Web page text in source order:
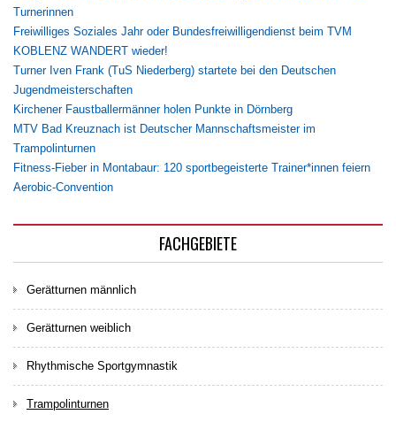
Turnerinnen
Freiwilliges Soziales Jahr oder Bundesfreiwilligendienst beim TVM
KOBLENZ WANDERT wieder!
Turner Iven Frank (TuS Niederberg) startete bei den Deutschen
Jugendmeisterschaften
Kirchener Faustballermänner holen Punkte in Dörnberg
MTV Bad Kreuznach ist Deutscher Mannschaftsmeister im
Trampolinturnen
Fitness-Fieber in Montabaur: 120 sportbegeisterte Trainer*innen feiern
Aerobic-Convention
FACHGEBIETE
Gerätturnen männlich
Gerätturnen weiblich
Rhythmische Sportgymnastik
Trampolinturnen